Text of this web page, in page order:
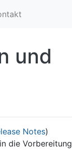
und
Notes)
die Vorbereitung